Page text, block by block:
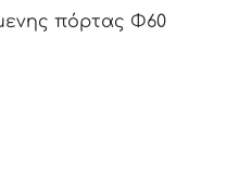
πόρτας Φ60